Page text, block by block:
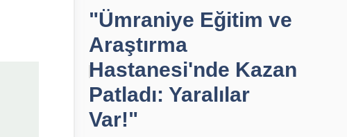
"Ümraniye Eğitim ve
Araştırma
Hastanesi'nde Kazan
Patladı: Yaralılar
Var!"